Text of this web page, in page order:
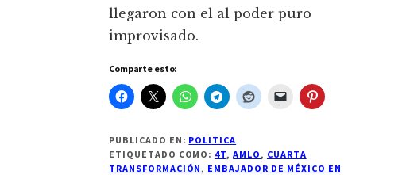
llegaron con el al poder puro
improvisado.
Comparte esto:
PUBLICADO EN: POLITICA
ETIQUETADO COMO: 4T,AMLO, CUARTA
TRANSFORMACIÓN, EMBAJADOR DE MÉXICO EN